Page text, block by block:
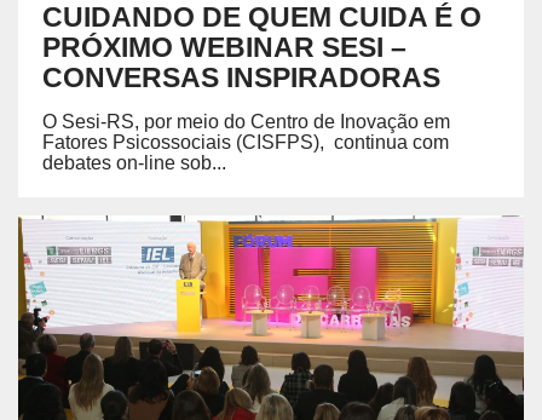
CUIDANDO DE QUEM CUIDA É O
PRÓXIMO WEBINAR SESI –
CONVERSAS INSPIRADORAS
O Sesi-RS, por meio do Centro de Inovação em
Fatores Psicossociais (CISFPS), continua com
debates on-line sob...